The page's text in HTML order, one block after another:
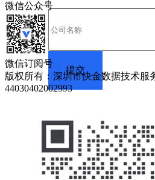
微信公众号
微信订阅号
版权所有：深圳市快金数据技术服
44030402002993